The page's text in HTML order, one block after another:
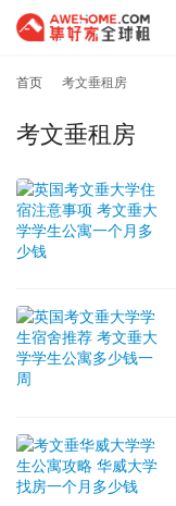
首页 考文垂租房
考文垂租房